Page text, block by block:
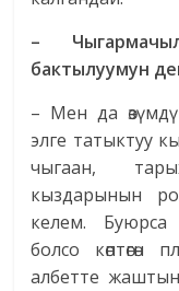
–
бактылуумун
– Мен да
элге татыктуу
чыгаан,
кыздарынын
келем.
болсо
албетте